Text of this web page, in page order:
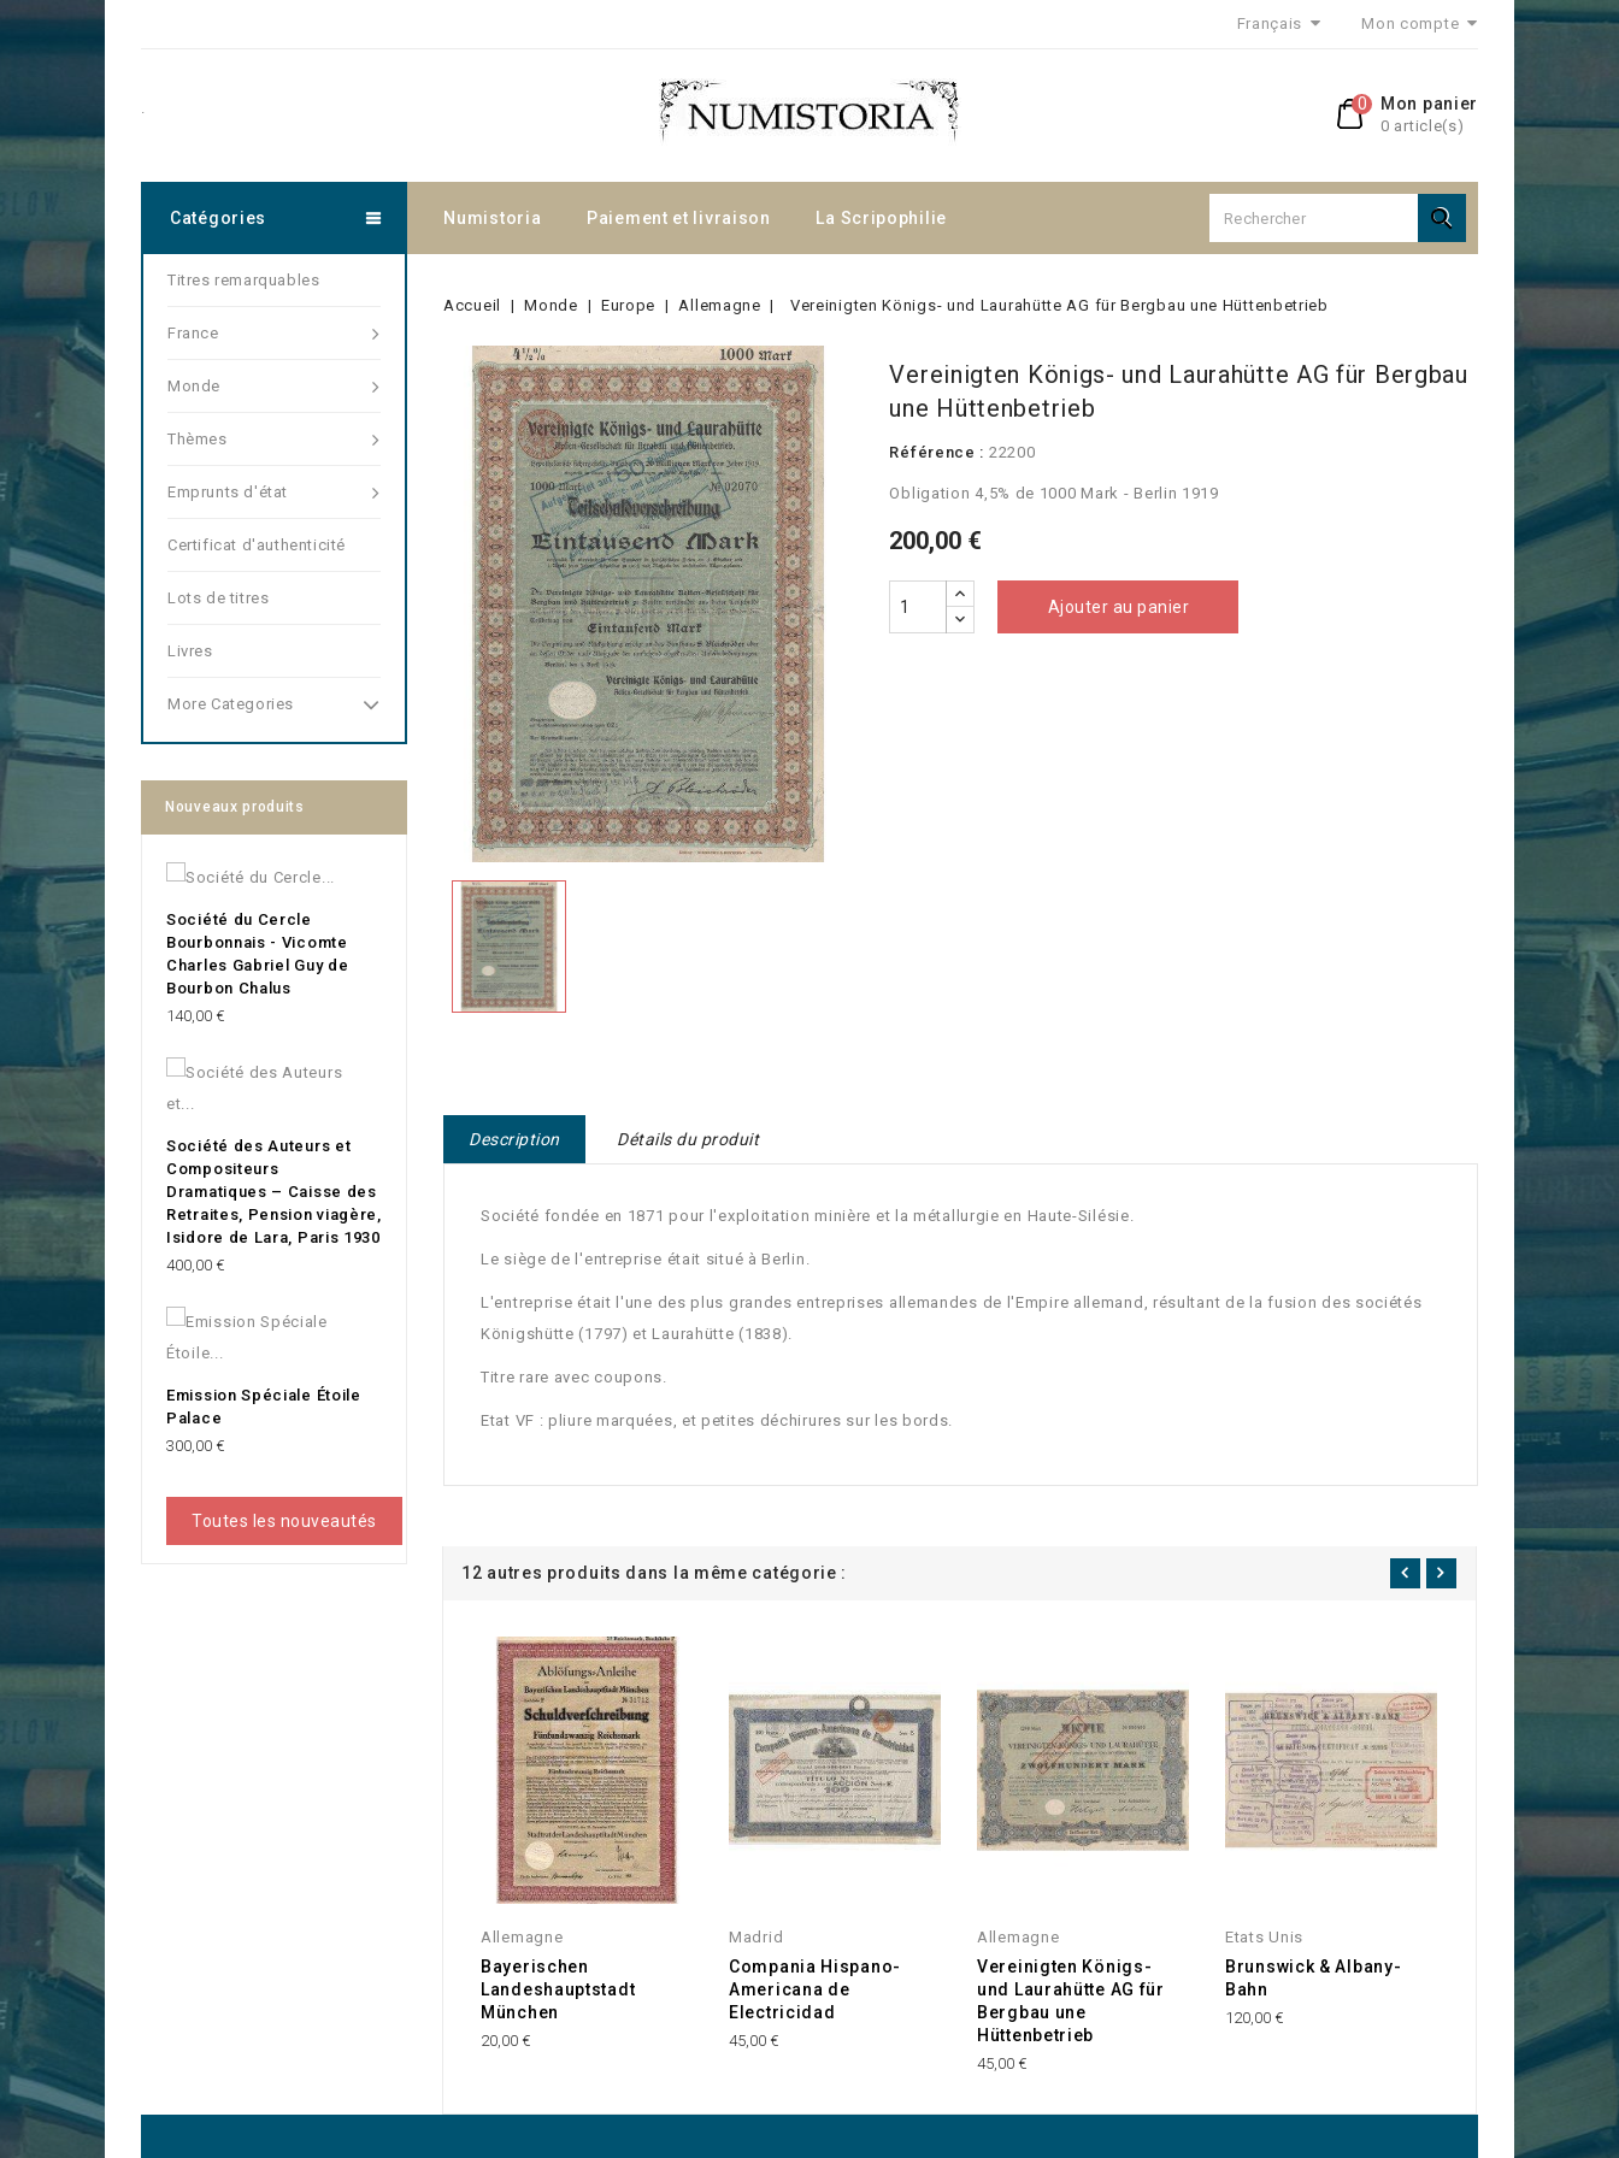
Français Mon compte
Mon panier
0 article(s)
0
.
Numistoria Paiement et livraison La Scripophilie 
Catégories
Titres remarquables
France
Monde
Thèmes
Emprunts d'état
Certificat d'authenticité
Lots de titres
Livres
More Categories
Nouveaux produits
Société du Cercle
Bourbonnais - Vicomte
Charles Gabriel Guy de
Bourbon Chalus
Prix
140,00 €
Société des Auteurs et
Compositeurs
Dramatiques – Caisse des
Retraites, Pension viagère,
Isidore de Lara, Paris 1930
Prix
400,00 €
Emission Spéciale Étoile
Palace
Prix
300,00 €
Toutes les nouveautés
Accueil Monde Europe Allemagne Vereinigten Königs- und Laurahütte AG für Bergbau une Hüttenbetrieb
Vereinigten Königs- und Laurahütte AG für Bergbau
une Hüttenbetrieb
Référence : 22200
Obligation 4,5% de 1000 Mark - Berlin 1919
200,00 €
Ajouter au panier
Description Détails du produit
Société fondée en 1871 pour l'exploitation minière et la métallurgie en Haute-Silésie.
Le siège de l'entreprise était situé à Berlin.
L'entreprise était l'une des plus grandes entreprises allemandes de l'Empire allemand, résultant de lafusion des sociétés
Königshütte (1797) et Laurahütte (1838).
Titre rare avec coupons.
Etat VF : pliure marquées, et petites déchirures sur les bords.
12 autres produits dans la même catégorie :
Allemagne
Bayerischen
Landeshauptstadt
München
20,00 €
Madrid
Compania Hispano-
Americana de
Electricidad
45,00 €
Allemagne
Vereinigten Königs-
und Laurahütte AG für
Bergbau une
Hüttenbetrieb
45,00 €
Etats Unis
Brunswick & Albany-
Bahn
120,00 €
Allemagne